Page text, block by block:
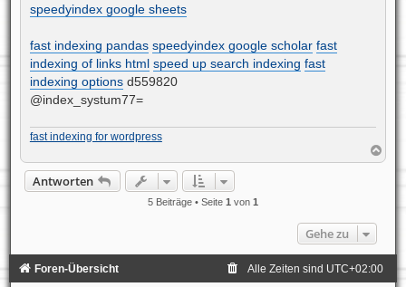
speedyindex google sheets
fast indexing pandas speedyindex google scholar fast
indexing of links html speed up search indexing fast
indexing optionsd559820
@index_systum77=
fast indexing for wordpress
a
Antworten
5 Beiträge • Seite 1 von 1
Gehe zu
Foren-Übersicht Alle Zeiten sind UTC+02:00